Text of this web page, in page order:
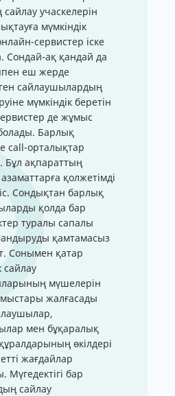
сайлау учаскелерін
мүмкіндік
сервистер іске
Сондай-ақ қандай да
еш жерде
сайлаушылардың
мүмкіндік беретін
де жұмыс
болады. Барлық
call-орталықтар
Бұл ақпараттың
қолжетімді
Сондықтан барлық
қолда бар
туралы сапалы
қамтамасыз
Сонымен қатар
сайлау
мүшелерін
жалғасады
мен бұқаралық
өкілдері
жағдайлар
Мүгедектігі бар
сайлау